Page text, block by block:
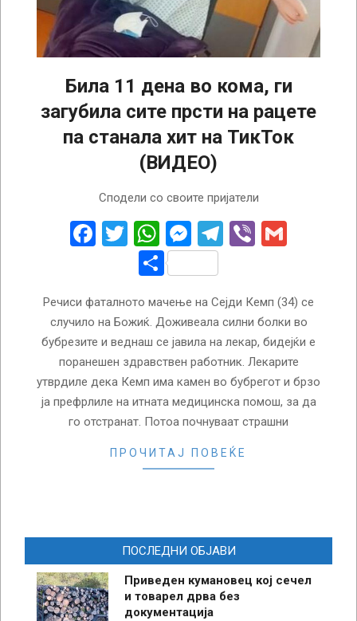
Била 11 дена во кома, ги
загубила сите прсти на рацете
па станала хит на ТикТок
(ВИДЕО)
Сподели со своите пријатели
Facebook
Twitter
WhatsApp
Messenger
Telegram
Viber
Share
Речиси фаталното мачење на Сејди Кемп (34) се
случило на Божиќ. Доживеала силни болки во
бубрезите и веднаш се јавила на лекар, бидејќи е
поранешен здравствен работник. Лекарите
утврдиле дека Кемп има камен во бубрегот и брзо
ја префрлиле на итната медицинска помош, за да
го отстранат. Потоа почнуваат страшни
ПРОЧИТАЈ ПОВЕЌЕ
ПОСЛЕДНИ ОБЈАВИ
Приведен кумановец кој сечел
и товарел дрва без
документација